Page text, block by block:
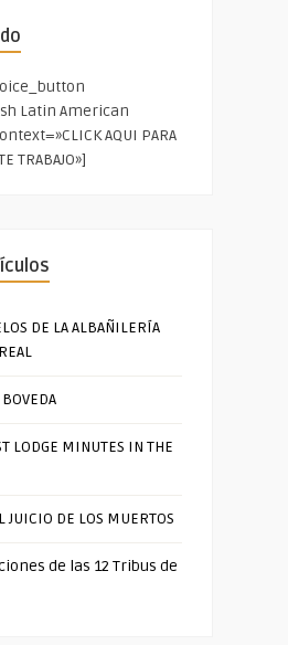
Latin American
AQUI PARA
TRABAJO»]
DE LA ALBAÑILERÍA
LODGE MINUTES IN THE
JUICIO DE LOS MUERTOS
de las 12 Tribus de